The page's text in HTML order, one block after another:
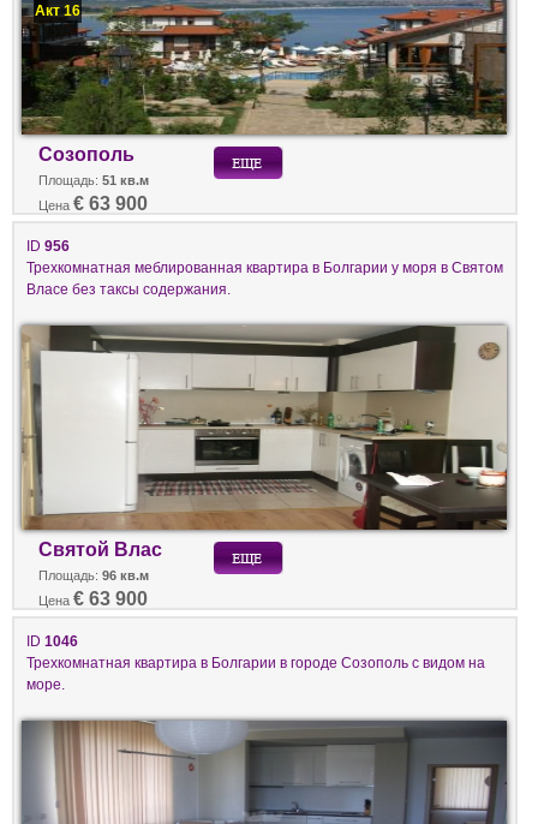
Акт 16
Созополь
Площадь: 51 кв.м
Цена € 63 900
ID 956
Трехкомнатная меблированная квартира в Болгарии у моря в Святом
Власе без таксы содержания.
Святой Влас
Площадь: 96 кв.м
Цена € 63 900
ID 1046
Трехкомнатная квартира в Болгарии в городе Созополь с видом на
море.